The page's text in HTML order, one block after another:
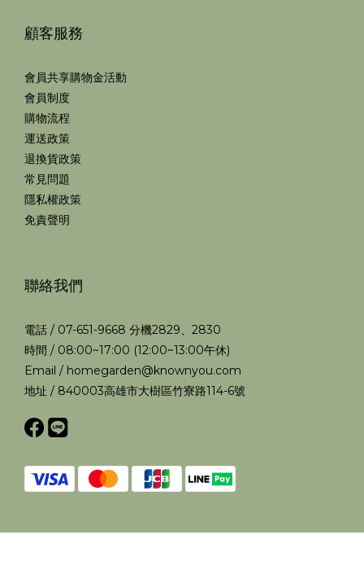
顧客服務
會員共享購物金活動
會員制度
購物流程
運送政策
退換貨政策
常見問題
隱私權政策
免責聲明
聯絡我們
電話 / 07-651-9668 分機2829、2830
時間 / 08:00~17:00 (12:00~13:00午休)
Email / homegarden@knownyou.com
地址 / 840003高雄市大樹區竹寮路114-6號